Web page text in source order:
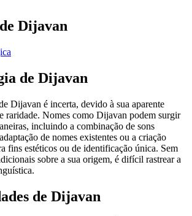
de Dijavan
de Dijavan
Dijavan é incerta, devido à sua aparente
raridade. Nomes como Dijavan podem surgir
incluindo a combinação de sons
de nomes existentes ou a criação
fins estéticos ou de identificação única. Sem
sobre a sua origem, é difícil rastrear a
de Dijavan